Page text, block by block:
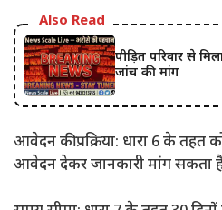
Also Read
पीड़ित परिवार से
जांच की मांग
​आवेदन की प्रक्रिया: धारा 6 के तहत
आवेदन देकर जानकारी मांग सकता